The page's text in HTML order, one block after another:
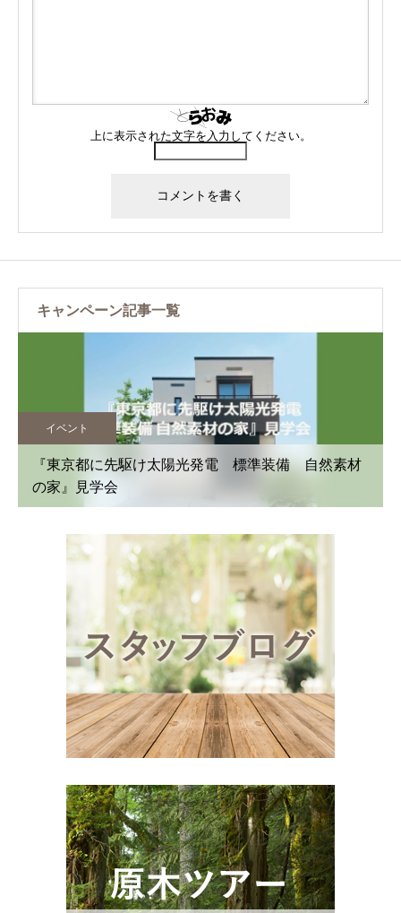
上に表示された文字を入力してください。
キャンペーン記事一覧
イベント
『東京都に先駆け太陽光発電 標準装備 自然素材
の家』見学会